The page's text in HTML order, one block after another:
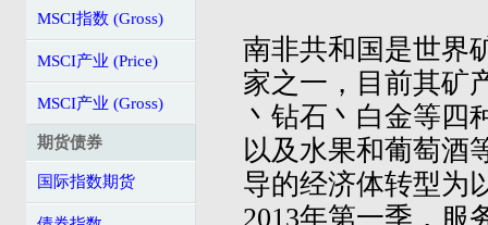
MSCI指数 (Gross)
MSCI产业 (Price)
MSCI产业 (Gross)
期货债券
国际指数期货
南非共和国是世界
家之一，目前其矿
丶钻石丶白金等四
以及水果和葡萄酒
导的经济体转型为
2013年第一季，服